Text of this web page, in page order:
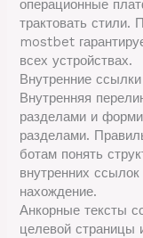
операционные
трактовать стили.
mostbet
всех устройствах.
Внутренние
Внутренняя
разделами и
разделами.
ботам понять
внутренних
нахождение.
Анкорные тексты
целевой страницы